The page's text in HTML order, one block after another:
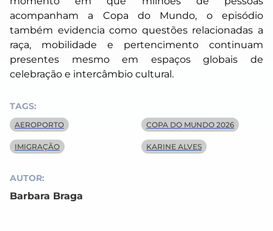
acompanham a Copa do Mundo, o episódio
também evidencia como questões relacionadas a
raça, mobilidade e pertencimento continuam
presentes mesmo em espaços globais de
celebração e intercâmbio cultural.
TAGS:
AEROPORTO COPA DO MUNDO 2026
IMIGRAÇÃO KARINE ALVES
AUTOR:
Barbara Braga